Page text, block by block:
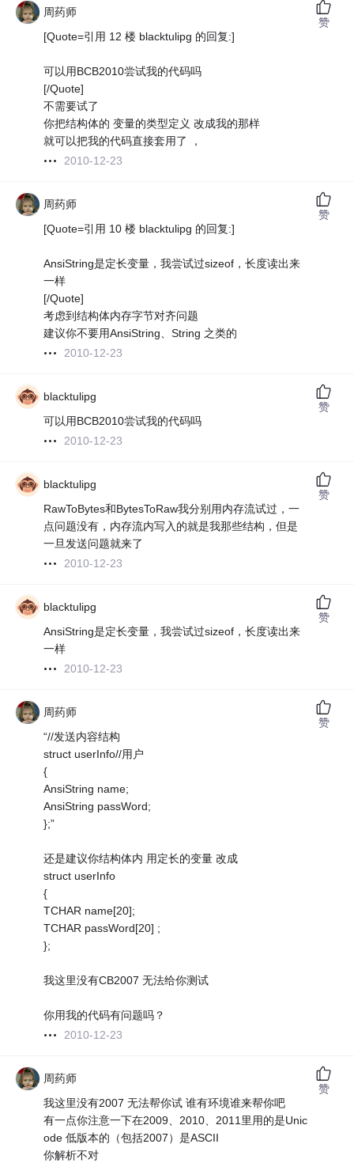
周药师
[Quote=引用 12 楼 blacktulipg 的回复:]
可以用BCB2010尝试我的代码吗
[/Quote]
不需要试了
你把结构体的 变量的类型定义 改成我的那样
就可以把我的代码直接套用了 ，
2010-12-23
赞
周药师
[Quote=引用 10 楼 blacktulipg 的回复:]
AnsiString是定长变量，我尝试过sizeof，长度读出来
一样
[/Quote]
考虑到结构体内存字节对齐问题
建议你不要用AnsiString、String 之类的
2010-12-23
赞
blacktulipg
可以用BCB2010尝试我的代码吗
2010-12-23
赞
blacktulipg
RawToBytes和BytesToRaw我分别用内存流试过，一
点问题没有，内存流内写入的就是我那些结构，但是
一旦发送问题就来了
2010-12-23
赞
blacktulipg
AnsiString是定长变量，我尝试过sizeof，长度读出来
一样
2010-12-23
赞
周药师
“//发送内容结构
struct userInfo//用户
{
AnsiString name;
AnsiString passWord;
};”
还是建议你结构体内 用定长的变量 改成
struct userInfo
{
TCHAR name[20];
TCHAR passWord[20] ;
};
我这里没有CB2007 无法给你测试
你用我的代码有问题吗？
2010-12-23
赞
周药师
我这里没有2007 无法帮你试 谁有环境谁来帮你吧
有一点你注意一下在2009、2010、2011里用的是Unic
ode 低版本的（包括2007）是ASCII
你解析不对
赞